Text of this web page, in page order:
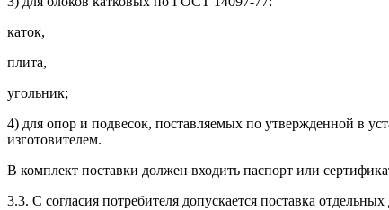
каток,
плита,
угольник;
4) для опор и подвесок, поставляемых по утвержденной в
изготовителем.
В комплект поставки должен входить паспорт или
3.3. С согласия потребителя допускается поставка